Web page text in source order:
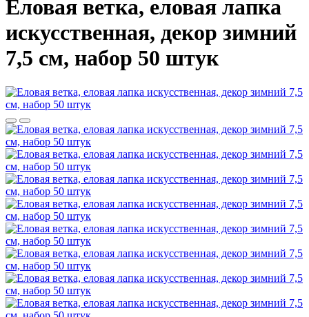
Еловая ветка, еловая лапка
искусственная, декор зимний
7,5 см, набор 50 штук